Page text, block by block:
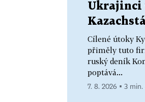
Ukrajinci
Cílené útoky
přiměly tuto
ruský deník
poptává...
7. 8. 2026 ▪ 3 min.